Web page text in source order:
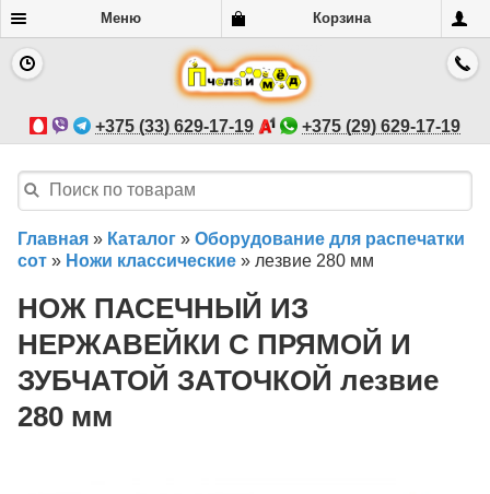
Меню Корзина
+375 (33) 629-17-19 +375 (29) 629-17-19
Главная » Каталог » Оборудование для распечатки
сот » Ножи классические » лезвие 280 мм
НОЖ ПАСЕЧНЫЙ ИЗ
НЕРЖАВЕЙКИ С ПРЯМОЙ И
ЗУБЧАТОЙ ЗАТОЧКОЙ лезвие
280 мм